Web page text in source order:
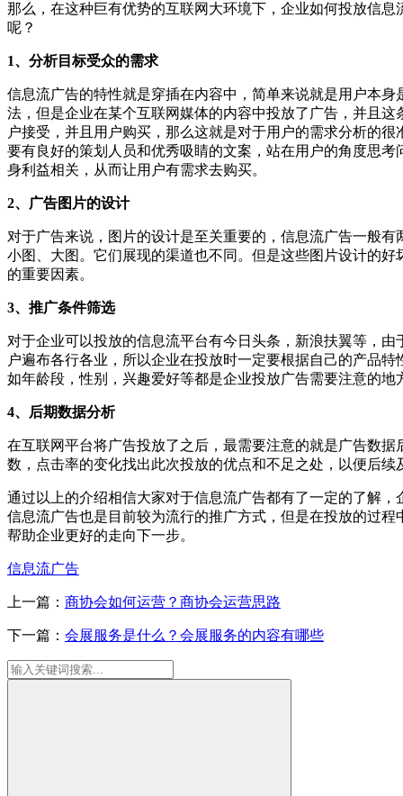
那么，在这种巨有优势的互联网大环境下，企业如何投放信息
呢？
1、分析目标受众的需求
信息流广告的特性就是穿插在内容中，简单来说就是用户本身
法，但是企业在某个互联网媒体的内容中投放了广告，并且这
户接受，并且用户购买，那么这就是对于用户的需求分析的
要有良好的策划人员和优秀吸睛的文案，站在用户的角度思考
身利益相关，从而让用户有需求去购买。
2、广告图片的设计
对于广告来说，图片的设计是至关重要的，信息流广告一般有
小图、大图。它们展现的渠道也不同。但是这些图片设计的好
的重要因素。
3、推广条件筛选
对于企业可以投放的信息流平台有今日头条，新浪扶翼等，由
户遍布各行各业，所以企业在投放时一定要根据自己的产品
如年龄段，性别，兴趣爱好等都是企业投放广告需要注意的地
4、后期数据分析
在互联网平台将广告投放了之后，最需要注意的就是广告数据
数，点击率的变化找出此次投放的优点和不足之处，以便后续
通过以上的介绍相信大家对于信息流广告都有了一定的了解，
信息流广告也是目前较为流行的推广方式，但是在投放的过程
帮助企业更好的走向下一步。
信息流广告
上一篇： 商协会如何运营？商协会运营思路
下一篇： 会展服务是什么？会展服务的内容有哪些